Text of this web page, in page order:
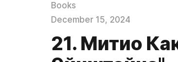
Books
December 15, 2024
21. Митио